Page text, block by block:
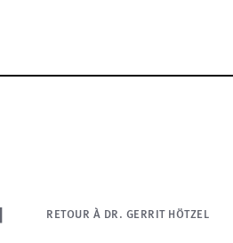
RETOUR À DR. GERRIT HÖTZEL